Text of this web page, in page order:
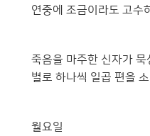
연중에 조금이라도 고수
죽음을 마주한 신자가
별로 하나씩 일곱 편을
월요일